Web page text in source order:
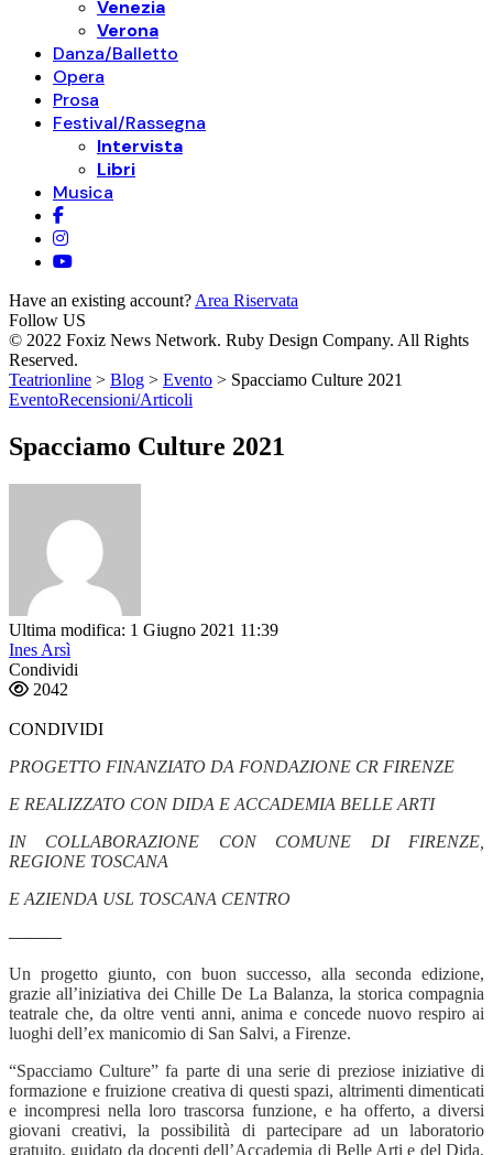
Venezia
Verona
Danza/Balletto
Opera
Prosa
Festival/Rassegna
Intervista
Libri
Musica
Have an existing account? Area Riservata
Follow US
© 2022 Foxiz News Network. Ruby Design Company. All Rights
Reserved.
Teatrionline > Blog > Evento > Spacciamo Culture 2021
EventoRecensioni/Articoli
Spacciamo Culture 2021
Ultima modifica: 1 Giugno 2021 11:39
Ines Arsì
Condividi
2042
CONDIVIDI
PROGETTO FINANZIATO DA FONDAZIONE CR FIRENZE
E REALIZZATO CON DIDA E ACCADEMIA BELLE ARTI
IN COLLABORAZIONE CON COMUNE DI FIRENZE,
REGIONE TOSCANA
E AZIENDA USL TOSCANA CENTRO
———
Un progetto giunto, con buon successo, alla seconda edizione,
grazie all’iniziativa dei Chille De La Balanza, la storica compagnia
teatrale che, da oltre venti anni, anima e concede nuovo respiro ai
luoghi dell’ex manicomio di San Salvi, a Firenze.
“Spacciamo Culture” fa parte di una serie di preziose iniziative di
formazione e fruizione creativa di questi spazi, altrimenti dimenticati
e incompresi nella loro trascorsa funzione, e ha offerto, a diversi
giovani creativi, la possibilità di partecipare ad un laboratorio
gratuito, guidato da docenti dell’Accademia di Belle Arti e del Dida,